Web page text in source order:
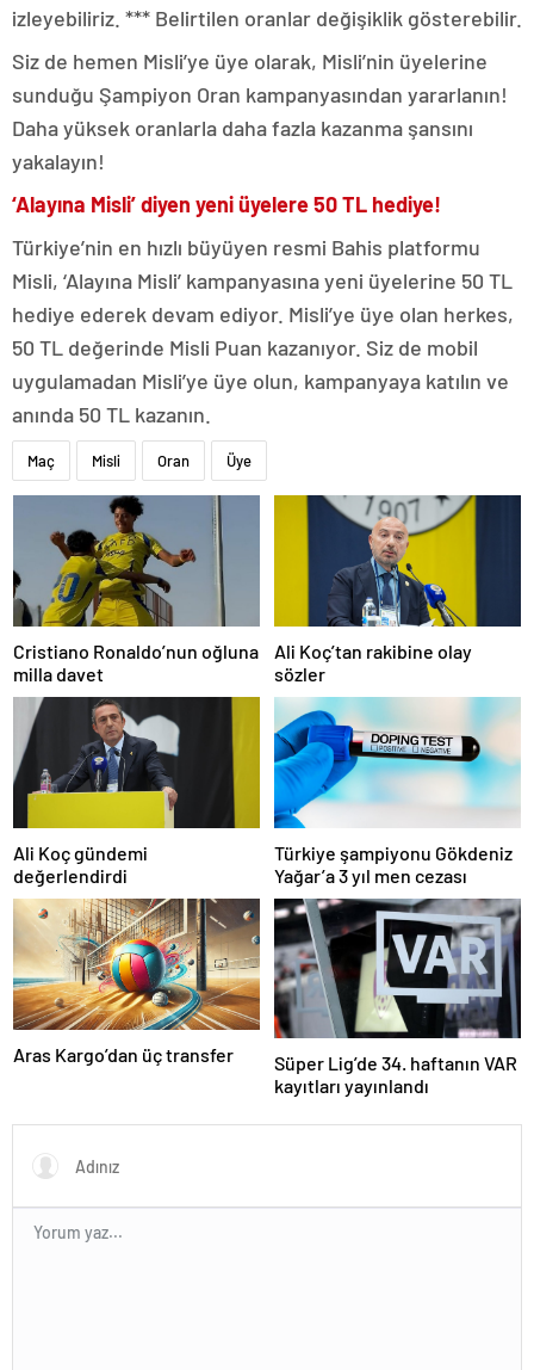
izleyebiliriz. *** Belirtilen oranlar değişiklik gösterebilir.
Siz de hemen Misli’ye üye olarak, Misli’nin üyelerine
sunduğu Şampiyon Oran kampanyasından yararlanın!
Daha yüksek oranlarla daha fazla kazanma şansını
yakalayın!
‘Alayına Misli’ diyen yeni üyelere 50 TL hediye!
Türkiye’nin en hızlı büyüyen resmi Bahis platformu
Misli, ‘Alayına Misli’ kampanyasına yeni üyelerine 50 TL
hediye ederek devam ediyor. Misli’ye üye olan herkes,
50 TL değerinde Misli Puan kazanıyor. Siz de mobil
uygulamadan Misli’ye üye olun, kampanyaya katılın ve
anında 50 TL kazanın.
Maç Misli Oran Üye
Cristiano Ronaldo’nun oğluna
milla davet
Ali Koç’tan rakibine olay
sözler
Ali Koç gündemi
değerlendirdi
Türkiye şampiyonu Gökdeniz
Yağar’a 3 yıl men cezası
Aras Kargo’dan üç transfer
Süper Lig’de 34. haftanın VAR
kayıtları yayınlandı